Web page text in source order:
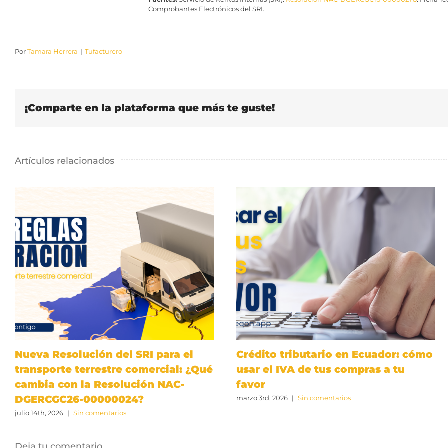
Comprobantes Electrónicos del SRI.
PorTamara Herrera | Tufacturero
¡Comparte en la plataforma que más te guste!
Artículos relacionados
Nueva Resolución del SRI para el
transporte terrestre comercial: ¿Qué
cambia con la Resolución NAC-
DGERCGC26-00000024?
julio 14th, 2026 | Sin comentarios
Crédito tributario en Ecuador: cómo
usar el IVA de tus compras a tu
favor
marzo 3rd, 2026 | Sin comentarios